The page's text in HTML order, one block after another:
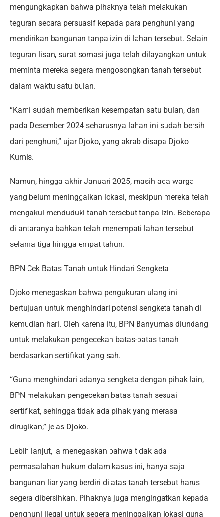
mengungkapkan bahwa pihaknya telah melakukan
teguran secara persuasif kepada para penghuni yang
mendirikan bangunan tanpa izin di lahan tersebut. Selain
teguran lisan, surat somasi juga telah dilayangkan untuk
meminta mereka segera mengosongkan tanah tersebut
dalam waktu satu bulan.
“Kami sudah memberikan kesempatan satu bulan, dan
pada Desember 2024 seharusnya lahan ini sudah bersih
dari penghuni,” ujar Djoko, yang akrab disapa Djoko
Kumis.
Namun, hingga akhir Januari 2025, masih ada warga
yang belum meninggalkan lokasi, meskipun mereka telah
mengakui menduduki tanah tersebut tanpa izin. Beberapa
di antaranya bahkan telah menempati lahan tersebut
selama tiga hingga empat tahun.
BPN Cek Batas Tanah untuk Hindari Sengketa
Djoko menegaskan bahwa pengukuran ulang ini
bertujuan untuk menghindari potensi sengketa tanah di
kemudian hari. Oleh karena itu, BPN Banyumas diundang
untuk melakukan pengecekan batas-batas tanah
berdasarkan sertifikat yang sah.
“Guna menghindari adanya sengketa dengan pihak lain,
BPN melakukan pengecekan batas tanah sesuai
sertifikat, sehingga tidak ada pihak yang merasa
dirugikan,” jelas Djoko.
Lebih lanjut, ia menegaskan bahwa tidak ada
permasalahan hukum dalam kasus ini, hanya saja
bangunan liar yang berdiri di atas tanah tersebut harus
segera dibersihkan. Pihaknya juga mengingatkan kepada
penghuni ilegal untuk segera meninggalkan lokasi guna